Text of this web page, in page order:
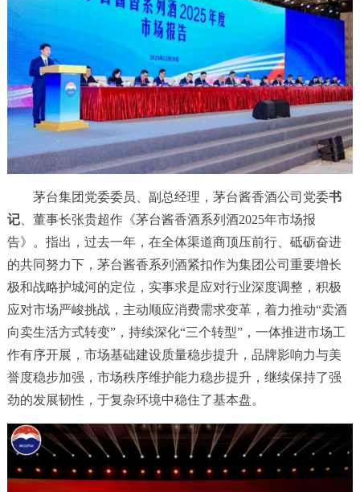
茅台集团党委委员、副总经理，茅台酱香酒公司党委书
记、董事长张贵超作《茅台酱香酒系列酒2025年市场报
告》。指出，过去一年，在全体渠道商顶压前行、砥砺奋进
的共同努力下，茅台酱香系列酒紧扣作为集团公司重要增长
极和战略护城河的定位，实事求是应对行业深度调整，积极
应对市场严峻挑战，主动顺应消费需求变革，着力推动“卖酒
向卖生活方式转变”，持续深化“三个转型”，一体推进市场工
作有序开展，市场基础建设质量稳步提升，品牌影响力与美
誉度稳步加强，市场秩序维护能力稳步提升，继续保持了强
劲的发展韧性，于复杂环境中稳住了基本盘。